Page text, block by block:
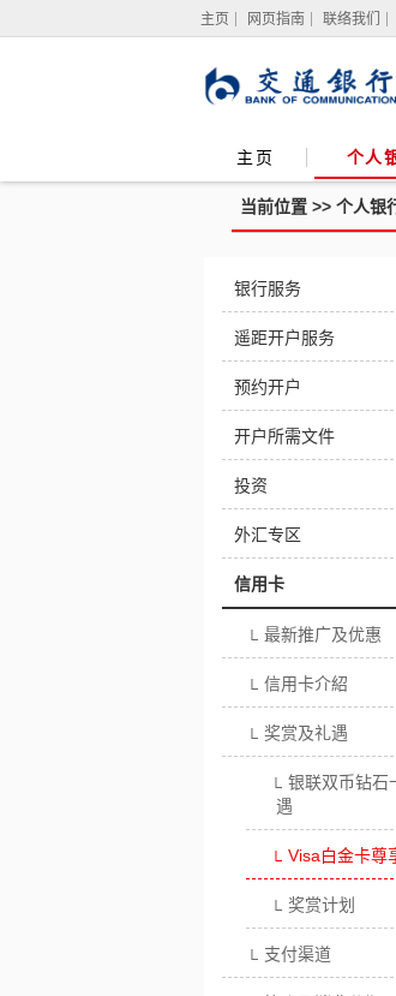
主页 网页指南 联络我们
主页 个人
当前位置 >> 个人银
银行服务
遥距开户服务
预约开户
开户所需文件
投资
外汇专区
信用卡
└ 最新推广及优惠
└ 信用卡介紹
└ 奖赏及礼遇
└ 银联双币钻石
遇
└ Visa白金卡尊
└ 奖赏计划
└ 支付渠道